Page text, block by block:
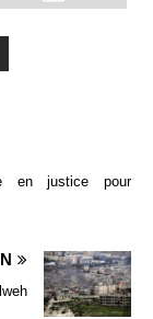
en justice pour